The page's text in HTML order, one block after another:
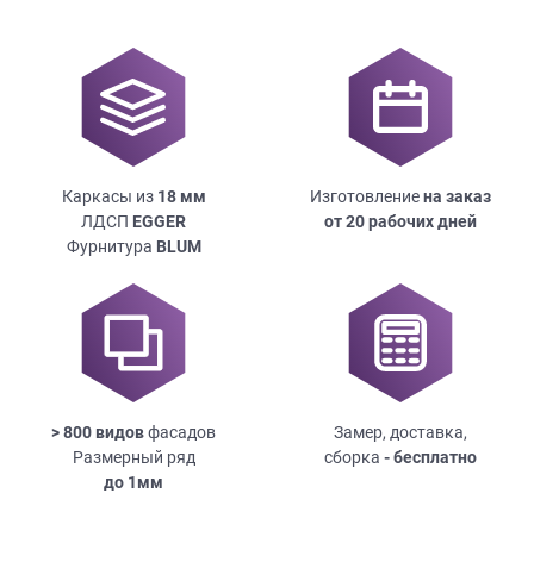
Каркасы из 18мм
ЛДСП EGGER
Фурнитура BLUM
Изготовлениена заказ
от 20 рабочих дней
> 800 видовфасадов
Размерный ряд
до 1мм
Замер, доставка,
сборка - бесплатно